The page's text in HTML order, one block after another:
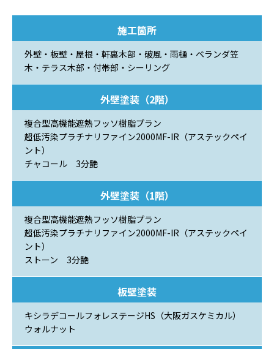
施工箇所
外壁・板壁・屋根・軒裏木部・破風・雨樋・ベランダ笠
木・テラス木部・付帯部・シーリング
外壁塗装（2階）
複合型高機能遮熱フッソ樹脂プラン
超低汚染プラチナリファイン2000MF-IR（アステックペイ
ント）
チャコール 3分艶
外壁塗装（1階）
複合型高機能遮熱フッソ樹脂プラン
超低汚染プラチナリファイン2000MF-IR（アステックペイ
ント）
ストーン 3分艶
板壁塗装
キシラデコールフォレステージHS（大阪ガスケミカル）
ウォルナット